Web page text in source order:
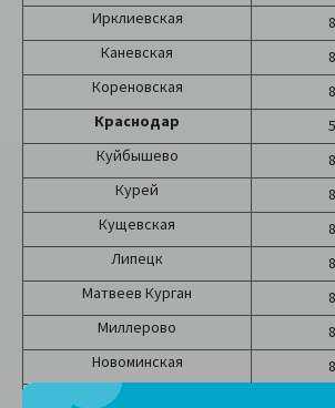
Ирклиевская
Каневская
Кореновская
Краснодар
Куйбышево
Курей
Кущевская
Липецк
Матвеев Курган
Миллерово
Новоминская
Новотитаровская